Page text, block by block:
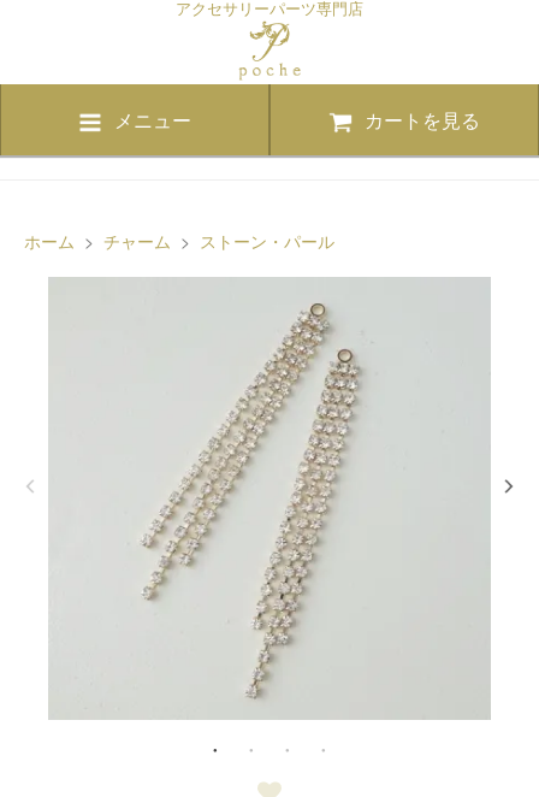
アクセサリーパーツ専門店
メニュー カートを見る
ホーム > チャーム > ストーン・パール